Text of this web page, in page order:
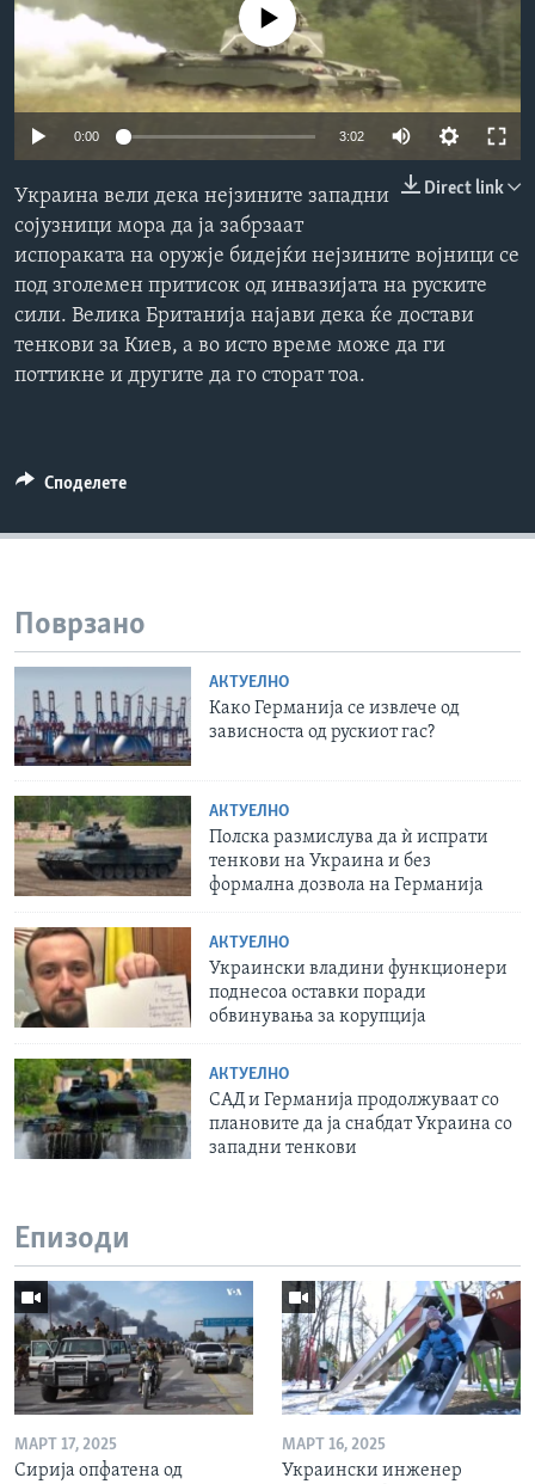
ИНТЕРВЈУА
Јазици
No media source currently available
0:00 3:02
Direct link
Украина вели дека нејзините западни
сојузници мора да ја забрзаат
испораката на оружје бидејќи нејзините војници се
под зголемен притисок од инвазијата на руските
сили. Велика Британија најави дека ќе достави
тенкови за Киев, а во исто време може да ги
поттикне и другите да го сторат тоа.
Споделете
Поврзано
АКТУЕЛНО
Како Германија се извлече од
зависноста од рускиот гас?
АКТУЕЛНО
Полска размислува да ѝ испрати
тенкови на Украина и без
формална дозвола на Германија
АКТУЕЛНО
Украински владини функционери
поднесоа оставки поради
обвинувања за корупција
АКТУЕЛНО
САД и Германија продолжуваат со
плановите да ја снабдат Украина со
западни тенкови
Епизоди
МАРТ 17, 2025
Сирија опфатена од
МАРТ 16, 2025
Украински инженер